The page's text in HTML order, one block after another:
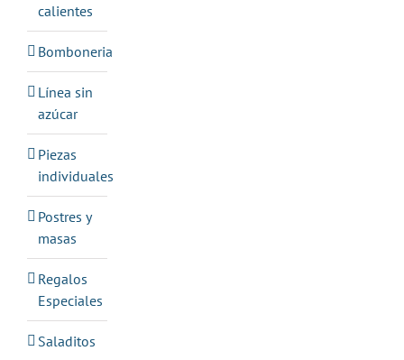
calientes
Bomboneria
Línea sin
azúcar
Piezas
individuales
Postres y
masas
Regalos
Especiales
Saladitos